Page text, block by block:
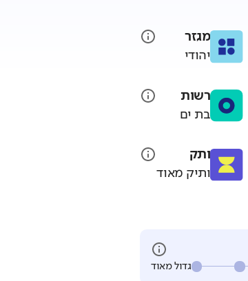
מגזר
יהודי
רשות
בת ים
ותק
ותיק מאוד
גדול מאוד